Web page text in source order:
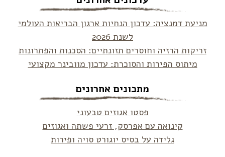
מניעת דמנציה: עדכון הנחיות ארגון הבריאות העולמי
לשנת 2026
זריקות הרזיה וחוסרים תזונתיים: הסכנות והפתרונות
מיתוס הפירות והסוכרת: עדכון מוובינר מקצועי
מתכונים אחרונים
פסטו אגוזים טבעוני
קינואה עם אפרסק, זרעי פשתה ואגוזים
גלידה על בסיס יוגורט סויה ופירות